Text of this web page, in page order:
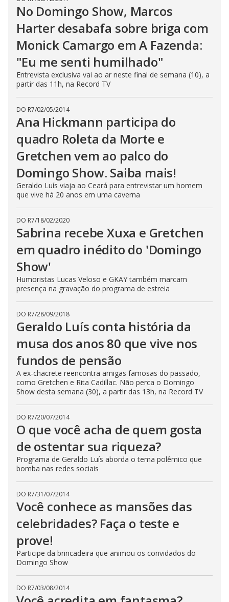
No Domingo Show, Marcos
Harter desabafa sobre briga com
Monick Camargo em A Fazenda:
"Eu me senti humilhado"
Entrevista exclusiva vai ao ar neste final de semana (10), a
partir das 11h, na Record TV
DO R7/02/05/2014
Ana Hickmann participa do
quadro Roleta da Morte e
Gretchen vem ao palco do
Domingo Show. Saiba mais!
Geraldo Luís viaja ao Ceará para entrevistar um homem
que vive há 20 anos em uma caverna
DO R7/18/02/2020
Sabrina recebe Xuxa e Gretchen
em quadro inédito do 'Domingo
Show'
Humoristas Lucas Veloso e GKAY também marcam
presença na gravação do programa de estreia
DO R7/28/09/2018
Geraldo Luís conta história da
musa dos anos 80 que vive nos
fundos de pensão
A ex-chacrete reencontra amigas famosas do passado,
como Gretchen e Rita Cadillac. Não perca o Domingo
Show desta semana (30), a partir das 13h, na Record TV
DO R7/20/07/2014
O que você acha de quem gosta
de ostentar sua riqueza?
Programa de Geraldo Luís aborda o tema polêmico que
bomba nas redes sociais
DO R7/31/07/2014
Você conhece as mansões das
celebridades? Faça o teste e
prove!
Participe da brincadeira que animou os convidados do
Domingo Show
DO R7/03/08/2014